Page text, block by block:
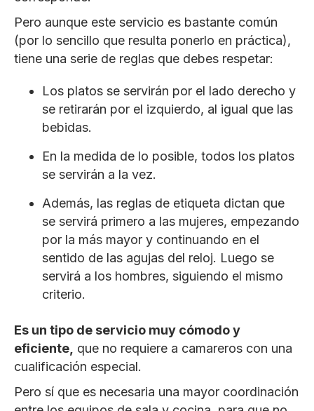
Pero aunque este servicio es bastante común
(por lo sencillo que resulta ponerlo en práctica),
tiene una serie de reglas que debes respetar:
Los platos se servirán por el lado derecho y
se retirarán por el izquierdo, al igual que las
bebidas.
En la medida de lo posible, todos los platos
se servirán a la vez.
Además, las reglas de etiqueta dictan que
se servirá primero a las mujeres, empezando
por la más mayor y continuando en el
sentido de las agujas del reloj. Luego se
servirá a los hombres, siguiendo el mismo
criterio.
Es un tipo de servicio muy cómodo y
eficiente, que no requiere a camareros con una
cualificación especial.
Pero sí que es necesaria una mayor coordinación